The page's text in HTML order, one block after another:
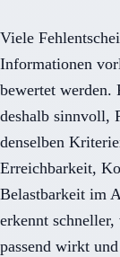
Viele
Informationen
bewertet werden.
deshalb sinnvoll,
denselben
Erreichbarkeit,
Belastbarkeit im
erkennt
passend wirkt